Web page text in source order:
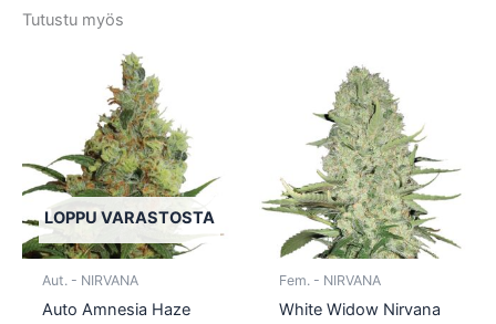
Tutustu myös
LOPPU VARASTOSTA
Aut. - NIRVANA
Auto Amnesia Haze
valinnat
Fem. - NIRVANA
White Widow Nirvana
Voit